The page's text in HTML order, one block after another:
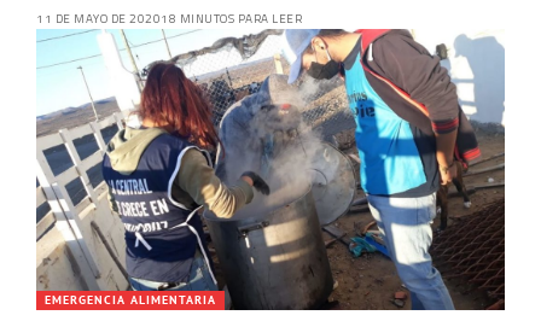
11 DE MAYO DE 202018 MINUTOS PARA LEER
EMERGENCIA ALIMENTARIA